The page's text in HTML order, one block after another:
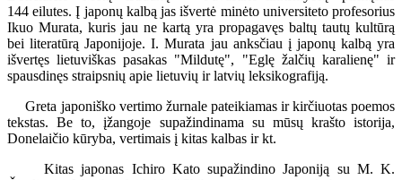
144 eilutes. Į japonų kalbą jas išvertė minėto universiteto profesorius
Ikuo Murata, kuris jau ne kartą yra propagavęs baltų tautų kultūrą
bei literatūrą Japonijoje. I. Murata jau anksčiau į japonų kalbą yra
išvertęs lietuviškas pasakas "Mildutę", "Eglę žalčių karalienę" ir
spausdinęs straipsnių apie lietuvių ir latvių leksikografiją.
Greta japoniško vertimo žurnale pateikiamas ir kirčiuotas poemos
tekstas. Be to, įžangoje supažindinama su mūsų krašto istorija,
Donelaičio kūryba, vertimais į kitas kalbas ir kt.
Kitas japonas Ichiro Kato supažindino Japoniją su M. K.